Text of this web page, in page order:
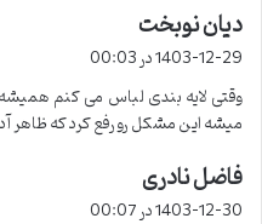
دیان نوبختف
:
1403-12-29 در 00:03
وقتی لایه بندی لباس می کنم
میشه این مشکل رو رفع کرد که ظاهر
فاضل نادری ف 1403-12-30 در 00:07